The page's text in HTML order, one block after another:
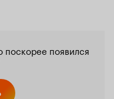
поскорее появился